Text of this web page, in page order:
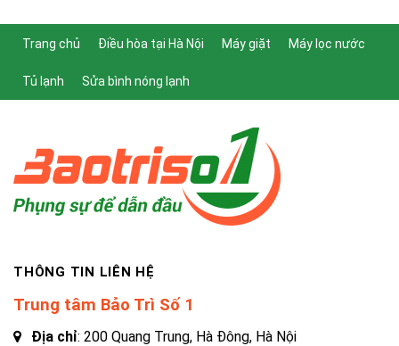
Trang chủ Điều hòa tại Hà Nội Máy giặt Máy lọc nước
Tủ lạnh Sửa bình nóng lạnh
THÔNG TIN LIÊN HỆ
Trung tâm Bảo Trì Số 1
Địa chỉ: 200 Quang Trung, Hà Đông, Hà Nội